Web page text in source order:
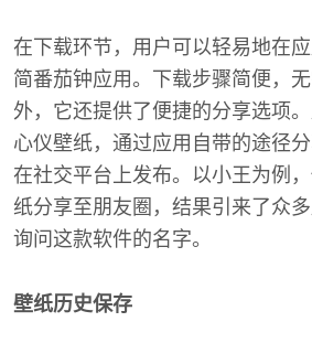
在下载环节，用户可以轻易地在
简番茄钟应用。下载步骤简便，
外，它还提供了便捷的分享选项
心仪壁纸，通过应用自带的途径
在社交平台上发布。以小王为例
纸分享至朋友圈，结果引来了众
询问这款软件的名字。
壁纸历史保存